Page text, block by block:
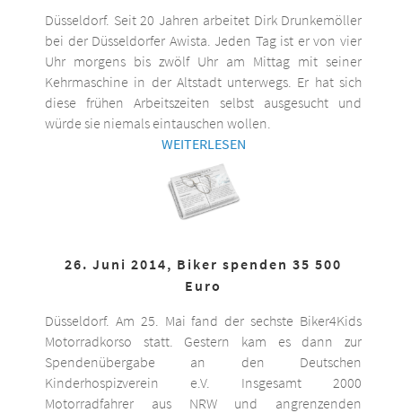
Düsseldorf. Seit 20 Jahren arbeitet Dirk Drunkemöller
bei der Düsseldorfer Awista. Jeden Tag ist er von vier
Uhr morgens bis zwölf Uhr am Mittag mit seiner
Kehrmaschine in der Altstadt unterwegs. Er hat sich
diese frühen Arbeitszeiten selbst ausgesucht und
würde sie niemals eintauschen wollen.
WEITERLESEN
26. Juni 2014, Biker spenden 35 500
Euro
Düsseldorf. Am 25. Mai fand der sechste Biker4Kids
Motorradkorso statt. Gestern kam es dann zur
Spendenübergabe an den Deutschen
Kinderhospizverein e.V. Insgesamt 2000
Motorradfahrer aus NRW und angrenzenden